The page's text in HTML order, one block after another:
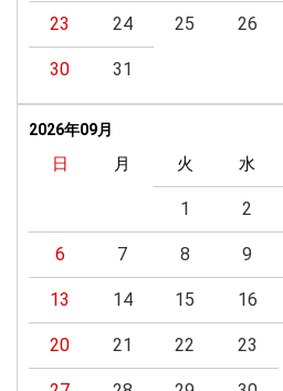
23 24 25 26
30 31
2026年09月
日 月 火 水
1 2
6 7 8 9
13 14 15 16
20 21 22 23